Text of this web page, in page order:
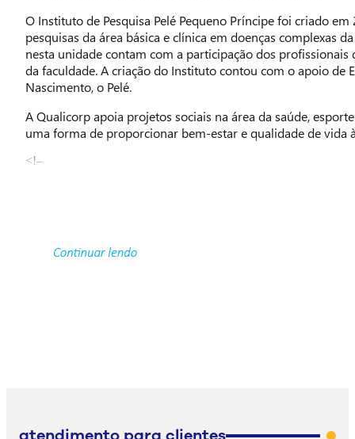
O Instituto de Pesquisa Pelé Pequeno Príncipe foi criado
pesquisas da área básica e clínica em doenças complexas
nesta unidade contam com a participação dos
da faculdade. A criação do Instituto contou com o apoio de
Nascimento, o Pelé.
A Qualicorp apoia projetos sociais na área da saúde,
uma forma de proporcionar bem-estar e qualidade de vida
<!–